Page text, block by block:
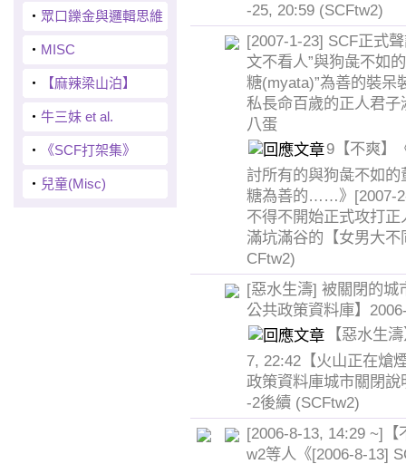
‧ 眾口鑠金與邏輯思維
‧ MISC
‧ 【麻辣梁山泊】
‧ 牛三妹 et al.
‧ 《SCF打架集》
‧ 兒童(Misc)
-25, 20:59 (SCFtw2)
[2007-1-23] SCF正式
文不看人”與狗彘不如
糖(myata)”為善的裝呆
私長命百歲的正人君子
八蛋
9【不爽】
討所有的與狗彘不如的
糖為善的……》[2007-
不得不開始正式攻打正
滿坑滿谷的【女男大
CFtw2)
[惡水生濤] 被關閉的城
公共政策資料庫】
【惡水生
7, 22:42【火山正在熗
政策資料庫城市關閉
-2後續 (SCFtw2)
[2006-8-13, 14:29 ~]【
w2等人《[2006-8-13]